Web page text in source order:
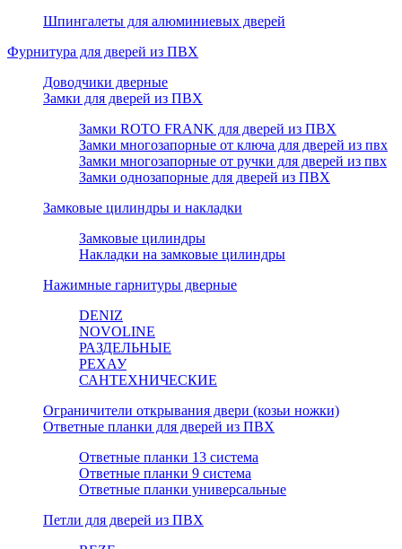
Шпингалеты для алюминиевых дверей
Фурнитура для дверей из ПВХ
Доводчики дверные
Замки для дверей из ПВХ
Замки ROTO FRANK для дверей из ПВХ
Замки многозапорные от ключа для дверей из пвх
Замки многозапорные от ручки для дверей из пвх
Замки однозапорные для дверей из ПВХ
Замковые цилиндры и накладки
Замковые цилиндры
Накладки на замковые цилиндры
Нажимные гарнитуры дверные
DENIZ
NOVOLINE
РАЗДЕЛЬНЫЕ
РЕХАУ
САНТЕХНИЧЕСКИЕ
Ограничители открывания двери (козьи ножки)
Ответные планки для дверей из ПВХ
Ответные планки 13 система
Ответные планки 9 система
Ответные планки универсальные
Петли для дверей из ПВХ